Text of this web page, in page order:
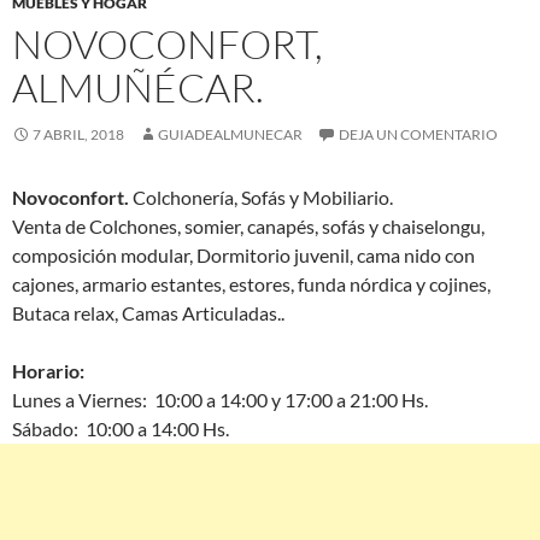
NOVOCONFORT,
ALMUÑÉCAR.
7 ABRIL, 2018 GUIADEALMUNECAR DEJA UN COMENTARIO
Novoconfort. Colchonería, Sofás y Mobiliario.
Venta de Colchones, somier, canapés, sofás y chaiselongu,
composición modular, Dormitorio juvenil, cama nido con
cajones, armario estantes, estores, funda nórdica y cojines,
Butaca relax, Camas Articuladas..
Horario:
Lunes a Viernes: 10:00 a 14:00 y 17:00 a 21:00 Hs.
Sábado: 10:00 a 14:00 Hs.